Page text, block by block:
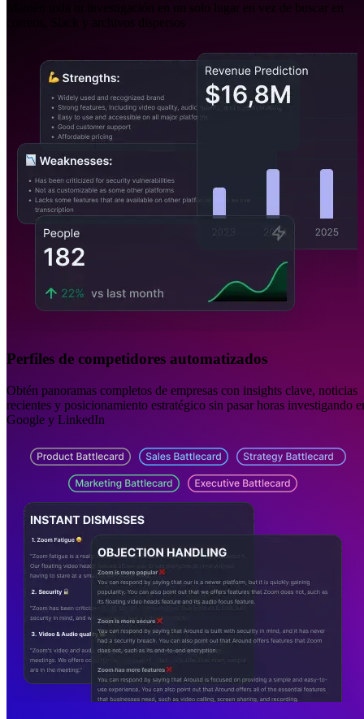
Mantén toda tu investigación en un solo lugar en vez de buscar en
correos, Slack y archivos dispersos
Perfiles de competidores automatizados
Obtén panoramas completos de empresas con insights clave, noticias
recientes y posicionamiento estratégico sin pasar horas investigando
Google y LinkedIn